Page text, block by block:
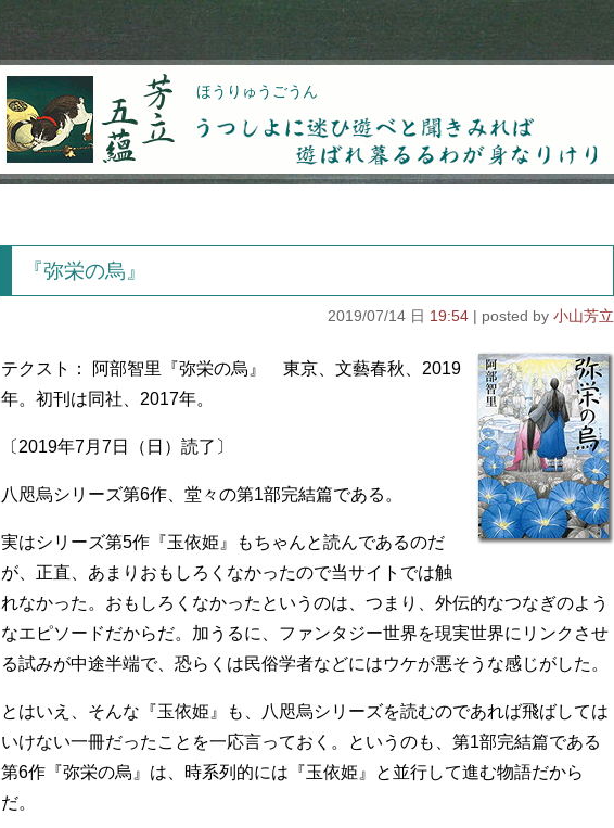
芳立五蘊 ほうりゅうごうん
うつしよに迷ひ遊べと聞きみれば遊ばれ暮るるわが
『弥栄の烏』
2019/07/14 日 19:54 小山芳立
テクスト： 阿部智里『弥栄の烏』 東京、文藝春秋、2019
年。初刊は同社、2017年。
〔2019年7月7日（日）読了〕
八咫烏シリーズ第6作、堂々の第1部完結篇である。
実はシリーズ第5作『玉依姫』もちゃんと読んであるのだ
が、正直、あまりおもしろくなかったので当サイトでは触
れなかった。おもしろくなかったというのは、つまり、外伝的なつなぎのよう
なエピソードだからだ。加うるに、ファンタジー世界を現実世界にリンクさせ
る試みが中途半端で、恐らくは民俗学者などにはウケが悪そうな感じがした。
とはいえ、そんな『玉依姫』も、八咫烏シリーズを読むのであれば飛ばしては
いけない一冊だったことを一応言っておく。というのも、第1部完結篇である
第6作『弥栄の烏』は、時系列的には『玉依姫』と並行して進む物語だから
だ。